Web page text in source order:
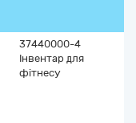
37440000-4
Інвентар для
фітнесу